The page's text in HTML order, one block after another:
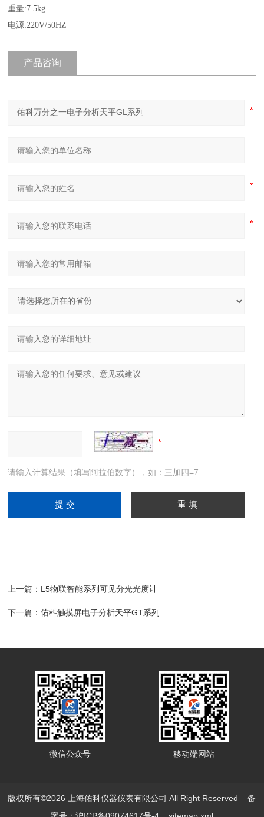
重量:7.5kg
电源:220V/50HZ
产品咨询
请输入计算结果（填写阿拉伯数字），如：三加四=7
上一篇： L5物联智能系列可见分光光度计
下一篇：佑科触摸屏电子分析天平GT系列
微信公众号 移动端网站
版权所有©2026 上海佑科仪器仪表有限公司 All Right Reserved备